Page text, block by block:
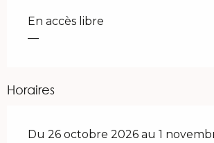
En accès libre
—
Horaires
Du 26 octobre 2026 au 1